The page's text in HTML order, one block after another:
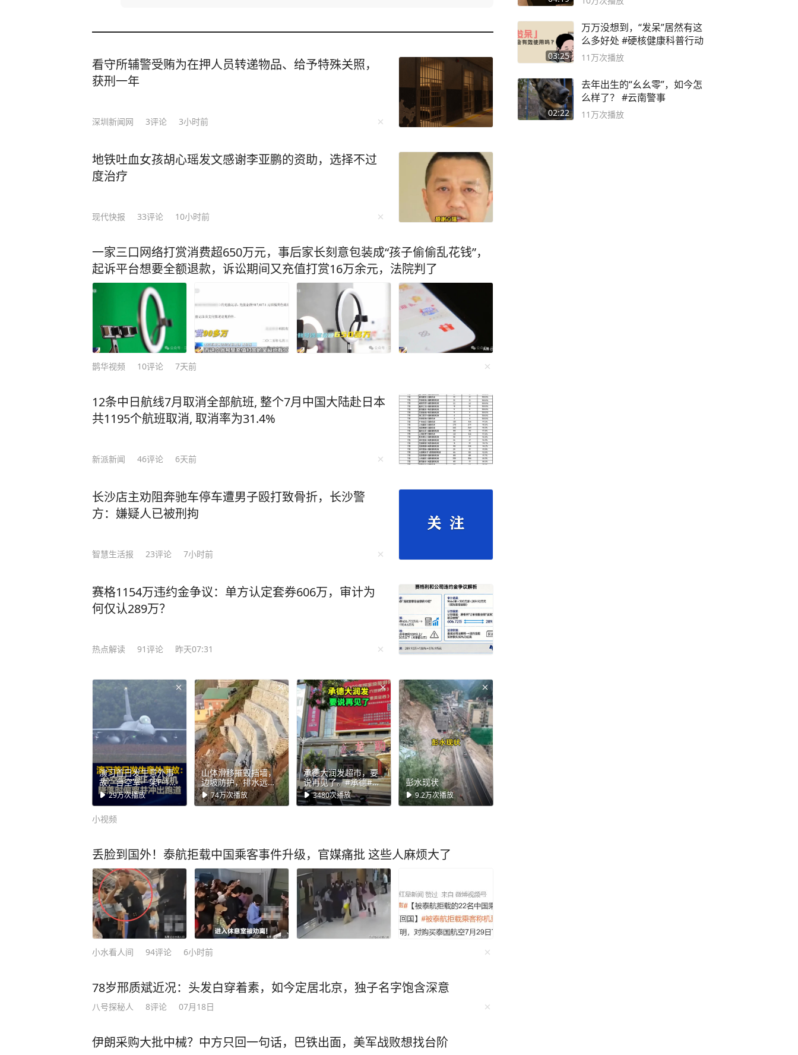
看守所辅警受贿为在押人员转递物品、给予特殊关照，
获刑一年
深圳新闻网 3评论 3小时前
地铁吐血女孩胡心瑶发文感谢李亚鹏的资助，选择不过
度治疗
现代快报 33评论 10小时前
一家三口网络打赏消费超650万元，事后家长刻意包装成“孩子偷偷乱花钱”，
起诉平台想要全额退款，诉讼期间又充值打赏16万余元，法院判了
鹊华视频 10评论 7天前
12条中日航线7月取消全部航班, 整个7月中国大陆赴日本
共1195个航班取消, 取消率为31.4%
新派新闻 46评论 6天前
长沙店主劝阻奔驰车停车遭男子殴打致骨折，长沙警
方：嫌疑人已被刑拘
智慧生活报 23评论 7小时前
赛格1154万违约金争议：单方认定套券606万，审计为
何仅认289万？
热点解读 91评论 昨天07:31
演习首日发生意外事
故：台空军一架F-16
战机降落时偏离并冲
出跑道
29万次播放
山体滑移摧毁挡墙，
边坡防护，排水远比
砌墙重要
74万次播放
承德大润发超市，要
说再见了。#承德#承
德同城#大润发超市 #
实体太难了
3480次播放
彭水现状
9.2万次播放
小视频
丢脸到国外！泰航拒载中国乘客事件升级，官媒痛批 这些人麻烦大了
小水看人间 94评论 6小时前
78岁邢质斌近况：头发白穿着素，如今定居北京，独子名字饱含深意
八号探秘人 8评论 07月18日
伊朗采购大批中械？中方只回一句话，巴铁出面，美军战败想找台阶
03:25
万万没想到，“发呆”居然有这
么多好处 #硬核健康科普行动
11万次播放
02:22
去年出生的“幺幺零”，如今怎
么样了？ #云南警事
11万次播放